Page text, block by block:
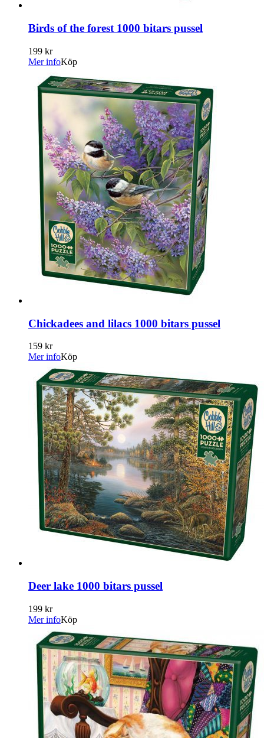
Birds of the forest 1000 bitars pussel
199 kr
Mer infoKöp
Chickadees and lilacs 1000 bitars pussel
159 kr
Mer infoKöp
Deer lake 1000 bitars pussel
199 kr
Mer infoKöp